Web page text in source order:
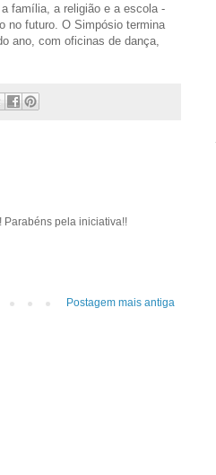
família, a religião e a escola -
no futuro. O Simpósio termina
ano, com oficinas de dança,
Parabéns pela iniciativa!!
Postagem mais antiga